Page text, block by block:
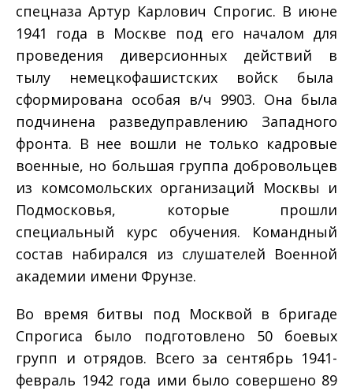
спецназа Артур Карлович Спрогис. В июне
1941 года в Москве под его началом для
проведения диверсионных действий в
тылу немецко­фашистских войск была
сформирована особая в/ч 9903. Она была
подчинена разведуправлению Западного
фронта. В нее вошли не только кадровые
военные, но большая группа добровольцев
из комсомольских организаций Москвы и
Подмосковья, которые прошли
специальный курс обучения. Командный
состав набирался из слушателей Военной
академии имени Фрунзе.
Во время битвы под Москвой в бригаде
Спрогиса было подготовлено 50 боевых
групп и отрядов. Всего за сентябрь 1941­
февраль 1942 года ими было совершено 89